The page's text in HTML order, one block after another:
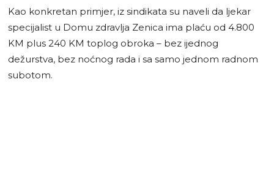
Kao konkretan primjer, iz sindikata su naveli da ljekar
specijalist u Domu zdravlja Zenica ima plaću od 4.800
KM plus 240 KM toplog obroka – bez ijednog
dežurstva, bez noćnog rada i sa samo jednom radnom
subotom.